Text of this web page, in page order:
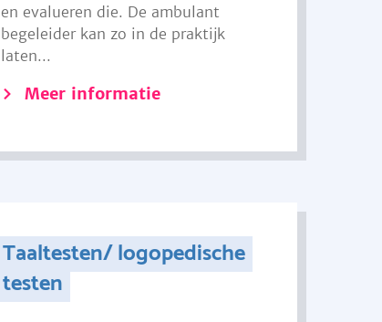
en evalueren die. De ambulant
begeleider kan zo in de praktijk
laten...
Meer informatie
Taaltesten/ logopedische
testen